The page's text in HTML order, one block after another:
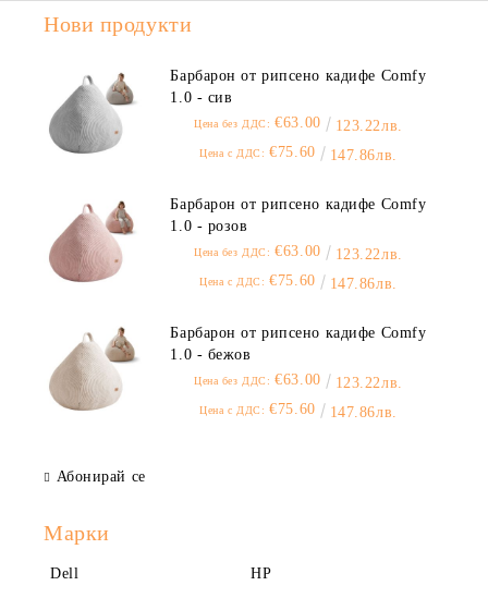
Нови продукти
Барбарон от рипсено кадифе Comfy
1.0 - сив
Цена без ДДС: €63.00 123.22лв.
Цена с ДДС: €75.60 147.86лв.
Барбарон от рипсено кадифе Comfy
1.0 - розов
Цена без ДДС: €63.00 123.22лв.
Цена с ДДС: €75.60 147.86лв.
Барбарон от рипсено кадифе Comfy
1.0 - бежов
Цена без ДДС: €63.00 123.22лв.
Цена с ДДС: €75.60 147.86лв.
Абонирай се
Марки
Dell HP